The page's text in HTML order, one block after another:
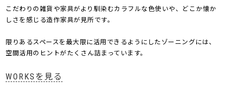
こだわりの雑貨や家具がより馴染むカラフルな色使いや、どこか懐か
しさを感じる造作家具が見所です。
限りあるスペースを最大限に活用できるようにしたゾーニングには、
空間活用のヒントがたくさん詰まっています。
WORKSを見る